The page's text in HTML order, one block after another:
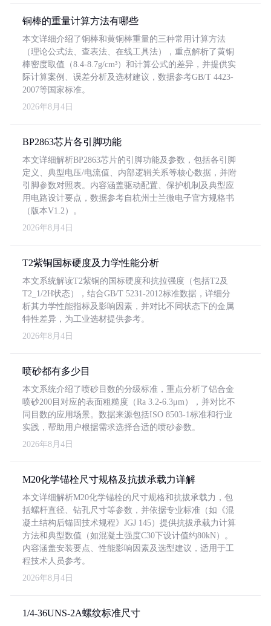
铜棒的重量计算方法有哪些
本文详细介绍了铜棒和黄铜棒重量的三种常用计算方法
（理论公式法、查表法、在线工具法），重点解析了黄铜
棒密度取值（8.4-8.7g/cm³）和计算公式的差异，并提供实
际计算案例、误差分析及选材建议，数据参考GB/T 4423-
2007等国家标准。
2026年8月4日
BP2863芯片各引脚功能
本文详细解析BP2863芯片的引脚功能及参数，包括各引脚
定义、典型电压/电流值、内部逻辑关系等核心数据，并附
引脚参数对照表。内容涵盖驱动配置、保护机制及典型应
用电路设计要点，数据参考自杭州士兰微电子官方规格书
（版本V1.2）。
2026年8月4日
T2紫铜国标硬度及力学性能分析
本文系统解读T2紫铜的国标硬度和抗拉强度（包括T2及
T2_1/2H状态），结合GB/T 5231-2012标准数据，详细分
析其力学性能指标及影响因素，并对比不同状态下的金属
特性差异，为工业选材提供参考。
2026年8月4日
喷砂都有多少目
本文系统介绍了喷砂目数的分级标准，重点分析了铝合金
喷砂200目对应的表面粗糙度（Ra 3.2-6.3μm），并对比不
同目数的应用场景。数据来源包括ISO 8503-1标准和行业
实践，帮助用户根据需求选择合适的喷砂参数。
2026年8月4日
M20化学锚栓尺寸规格及抗拔承载力详解
本文详细解析M20化学锚栓的尺寸规格和抗拔承载力，包
括螺杆直径、钻孔尺寸等参数，并依据专业标准（如《混
凝土结构后锚固技术规程》JGJ 145）提供抗拔承载力计算
方法和典型数值（如混凝土强度C30下设计值约80kN）。
内容涵盖安装要点、性能影响因素及选型建议，适用于工
程技术人员参考。
2026年8月4日
1/4-36UNS-2A螺纹标准尺寸